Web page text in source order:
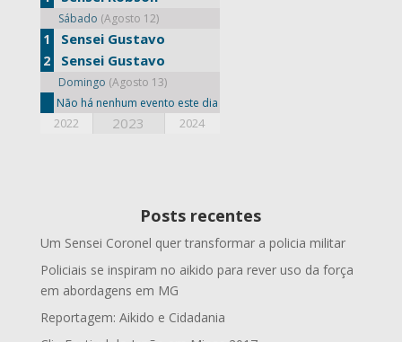
Sábado (Agosto 12)
1 Sensei Gustavo
2 Sensei Gustavo
Domingo (Agosto 13)
Não há nenhum evento este dia
2022 2023 2024
Posts recentes
Um Sensei Coronel quer transformar a policia militar
Policiais se inspiram no aikido para rever uso da força
em abordagens em MG
Reportagem: Aikido e Cidadania